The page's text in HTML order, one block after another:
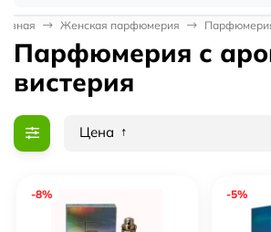
Женская парфюмерия
Парфюмерия с
вистерия
Цена
-8% -5%